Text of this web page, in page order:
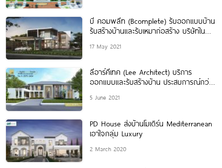
บี คอมพลีท (Bcomplete) รับออกแบบบ้าน
รับสร้างบ้านและรับเหมาก่อสร้าง บริษัทใน
17 May 2021
ลีอาร์คีเทค (Lee Architect) บริการ
ออกแบบและรับสร้างบ้าน ประสบการณ์กว่า
5 June 2021
PD House ส่งบ้านโมเดิร์น Mediterranean
เอาใจกลุ่ม Luxury
2 March 2020